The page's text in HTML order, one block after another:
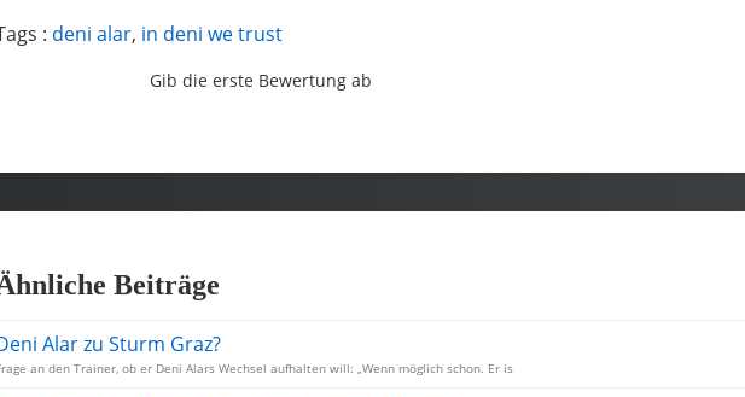
: deni alar, in deni we trust
Gib die erste Bewertung ab
Beiträge
Alar zu Sturm Graz?
an den Trainer, ob er Deni Alars Wechsel aufhalten will: „Wenn möglich schon. Er is